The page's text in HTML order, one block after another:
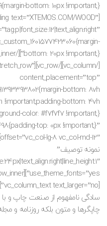
text=”XTEMOS.COM/WOOD”
content_placement=”top”
bottom: 8vh
!important;padding-bottom: 4vh
top: 0px !important;}”
نمونه توصیف”
[vc_column_text text_larger=”no”]
سادگی نامفهوم از صنعت چاپ و با
چاپگرها و متون بلکه روزنامه و